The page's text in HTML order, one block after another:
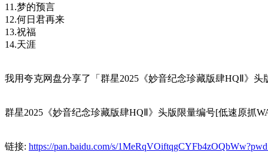
11.梦的预言
12.何日君再来
13.祝福
14.天涯
我用夸克网盘分享了「群星2025《妙音纪念珍藏版肆HQⅡ》
群星2025《妙音纪念珍藏版肆HQⅡ》头版限量编号[低速原抓
链接: https://pan.baidu.com/s/